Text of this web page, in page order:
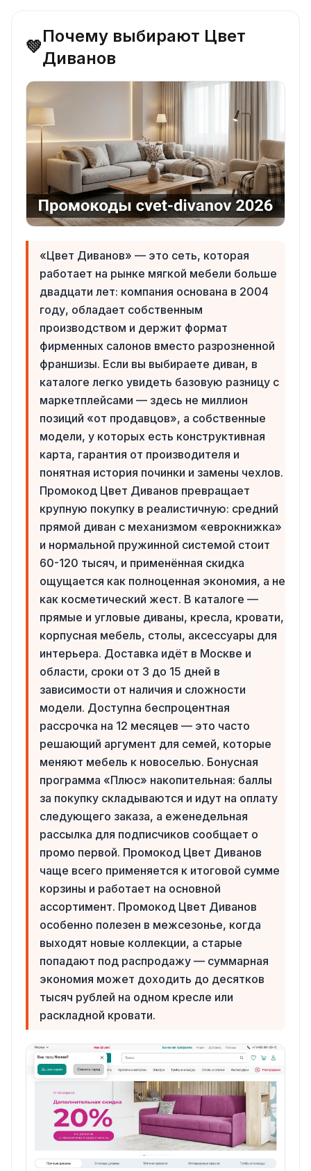
💚
Почему выбирают Цвет
Диванов
«Цвет Диванов» — это сеть, которая
работает на рынке мягкой мебели больше
двадцати лет: компания основана в 2004
году, обладает собственным
производством и держит формат
фирменных салонов вместо разрозненной
франшизы. Если вы выбираете диван, в
каталоге легко увидеть базовую разницу с
маркетплейсами — здесь не миллион
позиций «от продавцов», а собственные
модели, у которых есть конструктивная
карта, гарантия от производителя и
понятная история починки и замены чехлов.
Промокод Цвет Диванов превращает
крупную покупку в реалистичную: средний
прямой диван с механизмом «еврокнижка»
и нормальной пружинной системой стоит
60-120 тысяч, и применённая скидка
ощущается как полноценная экономия, а не
как косметический жест. В каталоге —
прямые и угловые диваны, кресла, кровати,
корпусная мебель, столы, аксессуары для
интерьера. Доставка идёт в Москве и
области, сроки от 3 до 15 дней в
зависимости от наличия и сложности
модели. Доступна беспроцентная
рассрочка на 12 месяцев — это часто
решающий аргумент для семей, которые
меняют мебель к новоселью. Бонусная
программа «Плюс» накопительная: баллы
за покупку складываются и идут на оплату
следующего заказа, а еженедельная
рассылка для подписчиков сообщает о
промо первой. Промокод Цвет Диванов
чаще всего применяется к итоговой сумме
корзины и работает на основной
ассортимент. Промокод Цвет Диванов
особенно полезен в межсезонье, когда
выходят новые коллекции, а старые
попадают под распродажу — суммарная
экономия может доходить до десятков
тысяч рублей на одном кресле или
раскладной кровати.